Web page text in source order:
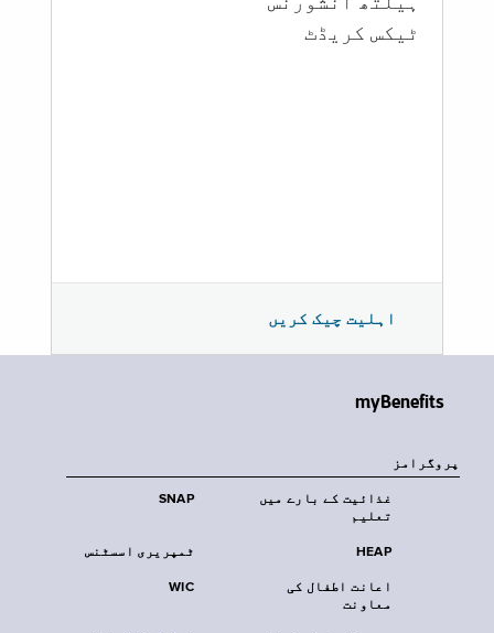
ٹیکس کریڈٹ
اہلیت چیک کریں
myBenefits
پروگرامز
SNAP
غذائیت کے بارے میں
تعلیم
ٹمپریری اسسٹنس HEAP
WIC
اعانت اطفال کی
معاونت